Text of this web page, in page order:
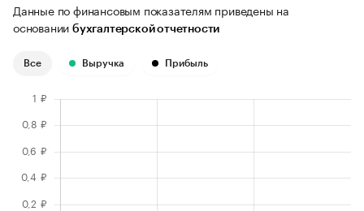
Данные по финансовым показателям приведены на
основании бухгалтерской отчетности
Все Выручка Прибыль